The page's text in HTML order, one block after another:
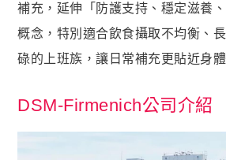
紅潤．酵母B群+微膠囊鐵
透亮．西印度櫻桃維他命Ｃ
補充，延伸「防護支持、穩定滋養
概念，特別適合飲食攝取不均衡、
碌的上班族，讓日常補充更貼近身體
DSM-Firmenich公司介紹